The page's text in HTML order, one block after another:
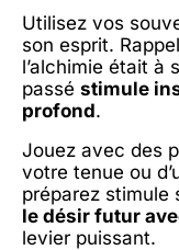
Utilisez vos
son esprit.
l’alchimie était à
passé stimule
profond.
Jouez avec des
votre tenue ou
préparez stimule
le désir futur
levier puissant.